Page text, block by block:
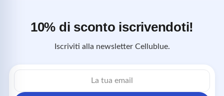
10% di sconto iscrivendoti!
Iscriviti alla newsletter Cellublue.
Indirizzo
email